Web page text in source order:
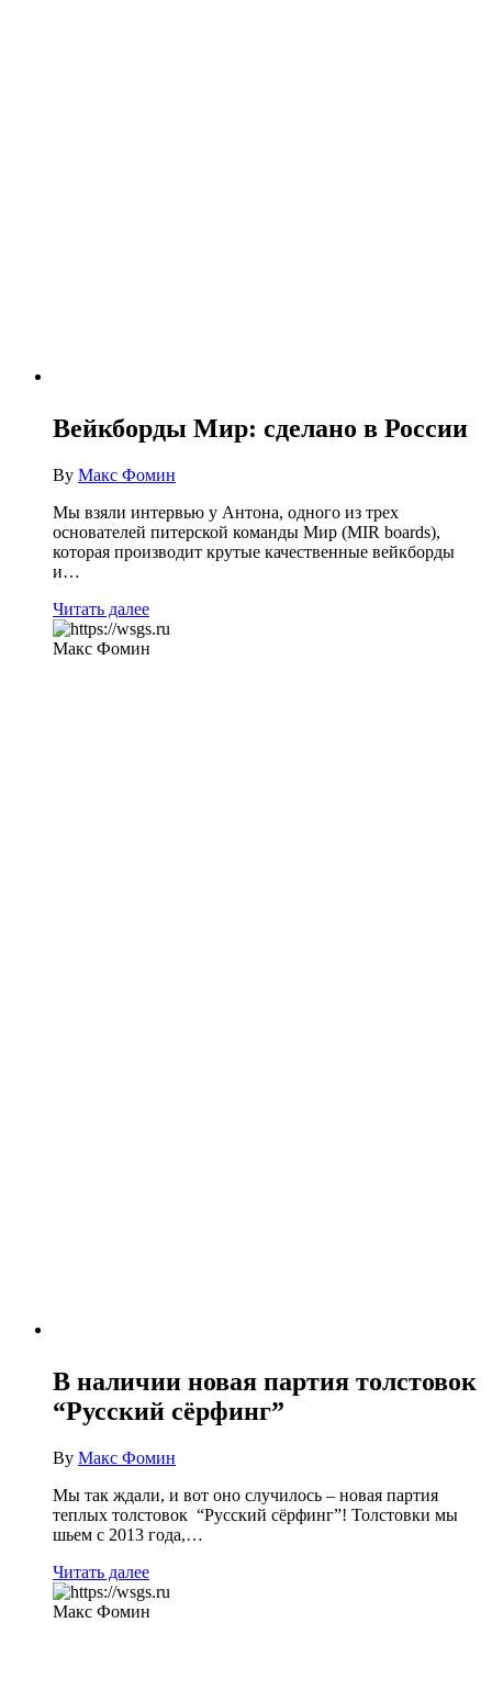
Вейкборды Мир: сделано в России
By Макс Фомин
Мы взяли интервью у Антона, одного из трех
основателей питерской команды Мир (МIR boards),
которая производит крутые качественные вейкборды
и…
Читать далее
Макс Фомин
В наличии новая партия толстовок
“Русский сёрфинг”
By Макс Фомин
Мы так ждали, и вот оно случилось – новая партия
теплых толстовок “Русский сёрфинг”! Толстовки мы
шьем с 2013 года,…
Читать далее
Макс Фомин